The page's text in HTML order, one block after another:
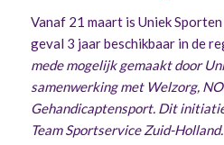
Vanaf 21 maart is Uniek
geval 3 jaar beschikbaar in de
mede mogelijk gemaakt door
samenwerking met Welzorg,
Gehandicaptensport. Dit
Team Sportservice Zuid-Holland.